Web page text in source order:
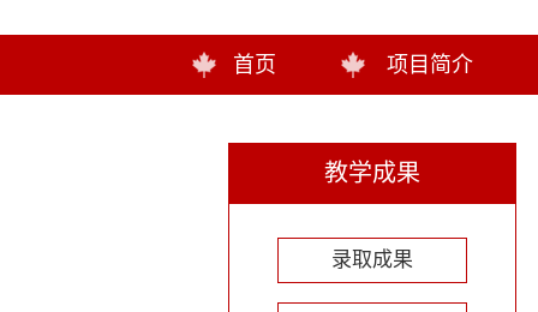
首页 项目简介
教学成果
录取成果